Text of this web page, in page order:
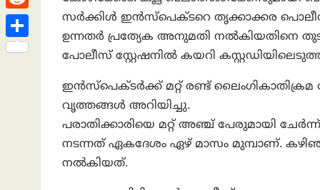
സർക്കിൾ ഇൻസ്പെക്ടറെ തൃക്കാക്കര
ഉന്നതർ പ്രത്യേക അനുമതി നൽകിയതിനെ
പോലീസ് സ്റ്റേഷനില്‍ കയറി
ഇൻസ്‌പെക്ടർക്ക് മറ്റ് രണ്ട്
വൃത്തങ്ങൾ അറിയിച്ചു.
പരാതിക്കാരിയെ മറ്റ് അഞ്ച് പേരുമായി
നടന്നത് ഏകദേശം ഏഴ് മാസം മുമ്പാണ്.
നൽകിയത്.
s
e
t
n
k
e
h
a
R
e
S